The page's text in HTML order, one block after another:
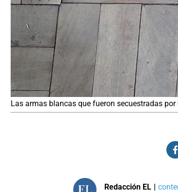
Las armas blancas que fueron secuestradas
Redacción EL |